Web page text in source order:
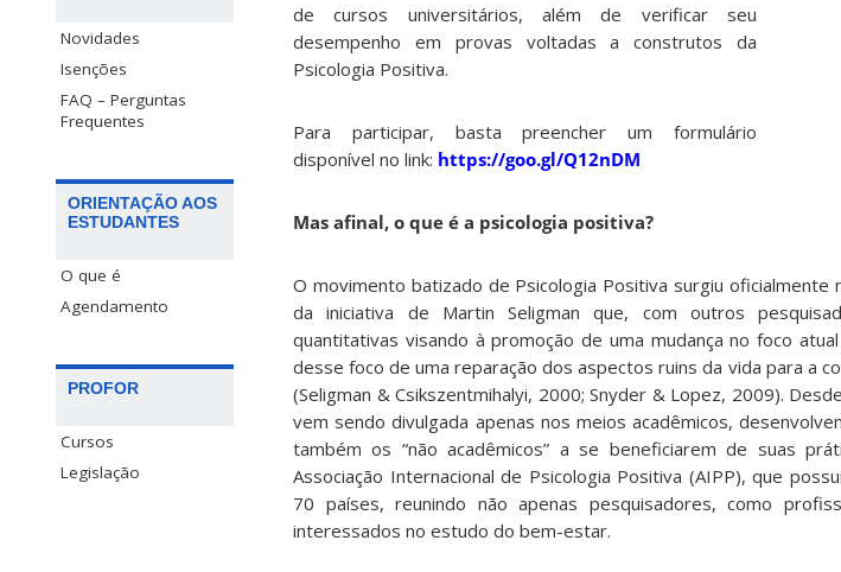
Novidades
Isenções
FAQ – Perguntas
Frequentes
ORIENTAÇÃO AOS
ESTUDANTES
O que é
Agendamento
PROFOR
Cursos
Legislação
de cursos universitários, além de verificar seu
desempenho em provas voltadas a construtos da
Psicologia Positiva.
Para participar, basta preencher um formulário
disponível no link: https://goo.gl/Q12nDM
Mas afinal, o que é a psicologia positiva?
O movimento batizado de Psicologia Positiva surgiu
da iniciativa de Martin Seligman que, com outros
quantitativas visando à promoção de uma mudança no foco
desse foco de uma reparação dos aspectos ruins da vida para a
(Seligman & Csikszentmihalyi, 2000; Snyder & Lopez, 2009).
vem sendo divulgada apenas nos meios acadêmicos,
também os “não acadêmicos” a se beneficiarem de suas
Associação Internacional de Psicologia Positiva (AIPP), que
70 países, reunindo não apenas pesquisadores, como
interessados no estudo do bem-estar.